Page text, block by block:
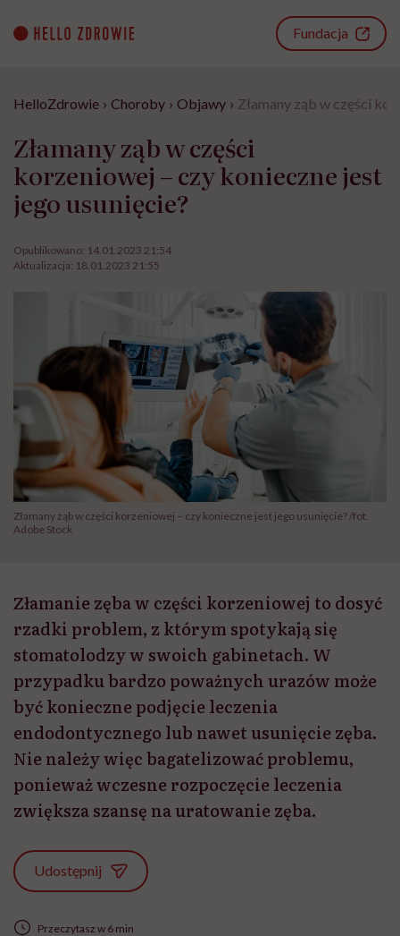
content
Fundacja
HelloZdrowie › Choroby › Objawy › Złamany ząb w części
Złamany ząb w części
korzeniowej – czy konieczne jest
jego usunięcie?
Opublikowano: 14.01.2023 21:54
Aktualizacja: 18.01.2023 21:55
Złamany ząb w części korzeniowej – czy konieczne jest jego usunięcie? /fot.
Adobe Stock
Złamanie zęba w części korzeniowej to dosyć
rzadki problem, z którym spotykają się
stomatolodzy w swoich gabinetach. W
przypadku bardzo poważnych urazów może
być konieczne podjęcie leczenia
endodontycznego lub nawet usunięcie zęba.
Nie należy więc bagatelizować problemu,
ponieważ wczesne rozpoczęcie leczenia
zwiększa szansę na uratowanie zęba.
Udostępnij
Przeczytasz w 6 min